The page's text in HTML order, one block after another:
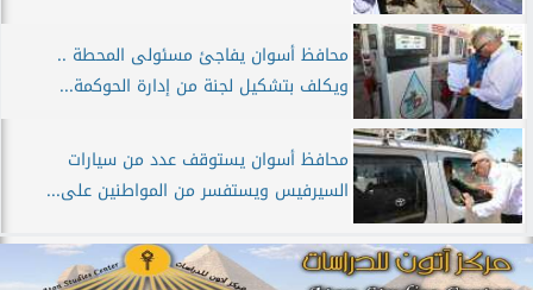
محافظ أسوان يفاجئ مسئولى المحطة ..
ويكلف بتشكيل لجنة من إدارة الحوكمة...
محافظ أسوان يستوقف عدد من سيارات
السيرفيس ويستفسر من المواطنين على...